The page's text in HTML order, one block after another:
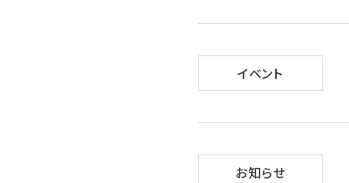
イベント
お知らせ